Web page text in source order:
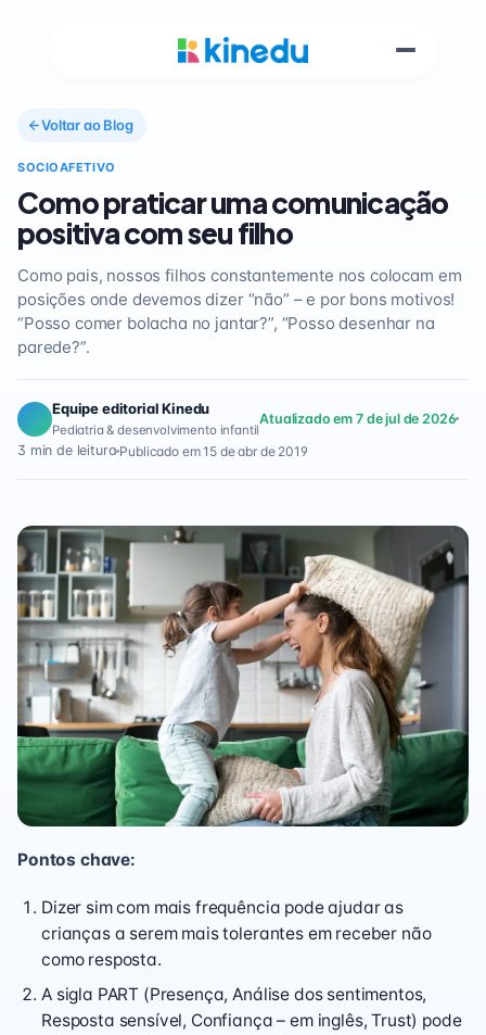
Voltar ao Blog
SOCIOAFETIVO
Como praticar uma comunicação
positiva com seu filho
Como pais, nossos filhos constantemente nos colocam em
posições onde devemos dizer “não” – e por bons motivos!
“Posso comer bolacha no jantar?”, “Posso desenhar na
parede?”.
Equipe editorial Kinedu
Pediatria & desenvolvimento infantil
Atualizado em 7 de jul de 2026
3 min de leitura Publicado em 15 de abr de 2019
Pontos chave:
Dizer sim com mais frequência pode ajudar as
crianças a serem mais tolerantes em receber não
como resposta.
A sigla PART (Presença, Análise dos sentimentos,
Resposta sensível, Confiança – em inglês, Trust) pode